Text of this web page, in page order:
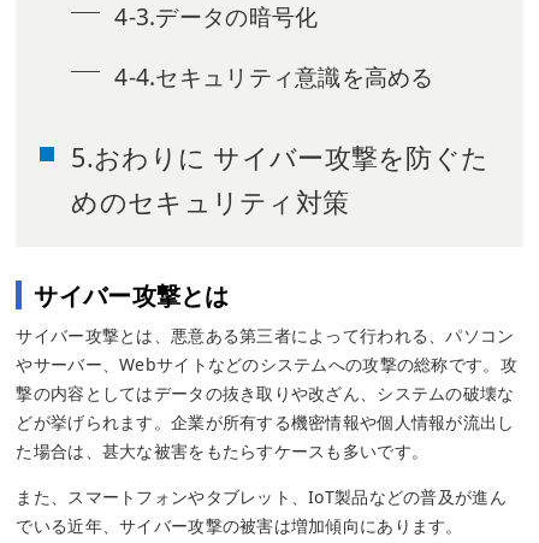
4-3.データの暗号化
4-4.セキュリティ意識を高める
5.おわりに サイバー攻撃を防ぐた
めのセキュリティ対策
サイバー攻撃とは
サイバー攻撃とは、悪意ある第三者によって行われる、パソコン
やサーバー、Webサイトなどのシステムへの攻撃の総称です。攻
撃の内容としてはデータの抜き取りや改ざん、システムの破壊な
どが挙げられます。企業が所有する機密情報や個人情報が流出し
た場合は、甚大な被害をもたらすケースも多いです。
また、スマートフォンやタブレット、IoT製品などの普及が進ん
でいる近年、サイバー攻撃の被害は増加傾向にあります。